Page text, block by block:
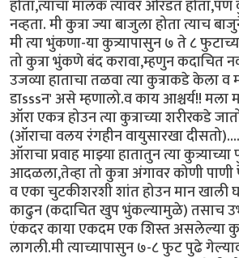
होता,त्याचा मालक त्यावर ओरडत
नव्हता. मी कुत्रा ज्या बाजुला होता त्याच
मी त्या भुंकणा-या कुत्र्यापासुन ७ ते ८
तो कुत्रा भुंकणे बंद करावा,म्हणुन कदाचित
उजव्या हाताचा तळवा त्या कुत्राकडे केला
डाsssन' असे म्हणालो.व काय आश्चर्य!! मला
ऑरा एकत्र होउन त्या कुत्राच्या शरीरकडे
(ऑराचा वलय रंगहीन वायुसारखा
ऑराचा प्रवाह माझ्या हातातुन त्या कुत्र्याच्या
आदळला,तेव्हा तो कुत्रा अंगावर कोणी
व एका चुटकीशरशी शांत होउन मान खाली
काढुन (कदाचित खुप भुंकल्यामुळे) तसाच
एंकदर काया एकदम एक शिस्त असलेल्या
लागली.मी त्याच्यापासुन ७-८ फुट पुढे